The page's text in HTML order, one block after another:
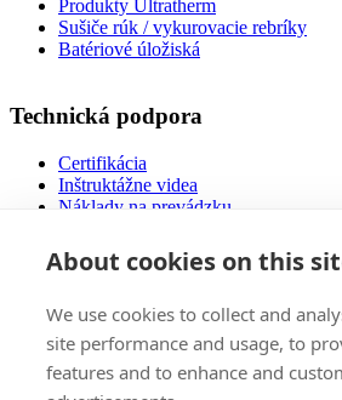
Produkty Ultratherm
Sušiče rúk / vykurovacie rebríky
Batériové úložiská
Technická podpora
Certifikácia
Inštruktážne videa
Náklady na prevádzku
Návrh podlahového vykurovania
Súbory na stiahnutie
Nízkoenergetické domy
Predaj
About cookies on this
We use cookies to collect and
site performance and usage, to
features and to enhance and